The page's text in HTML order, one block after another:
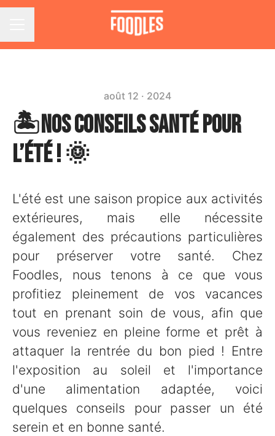
août 12 · 2024
🏝️Nos Conseils santé pour
l’été ! 🌞
L'été est une saison propice aux activités
extérieures, mais elle nécessite
également des précautions particulières
pour préserver votre santé. Chez
Foodles, nous tenons à ce que vous
profitiez pleinement de vos vacances
tout en prenant soin de vous, afin que
vous reveniez en pleine forme et prêt à
attaquer la rentrée du bon pied ! Entre
l'exposition au soleil et l'importance
d'une alimentation adaptée, voici
quelques conseils pour passer un été
serein et en bonne santé.